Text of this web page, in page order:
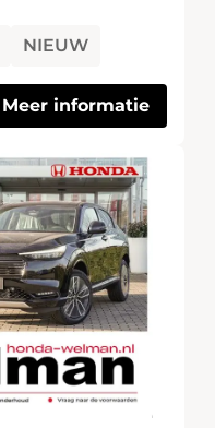
NIEUW
Meer informatie